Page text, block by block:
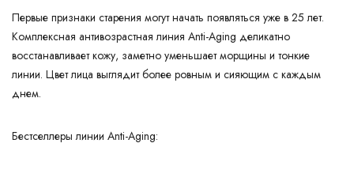
Первые признаки старения могут начать появляться уже в 25 лет.
Комплексная антивозрастная линия Anti-Aging деликатно
восстанавливает кожу, заметно уменьшает морщины и тонкие
линии. Цвет лица выглядит более ровным и сияющим с каждым
днем.
Бестселлеры линии Anti-Aging: